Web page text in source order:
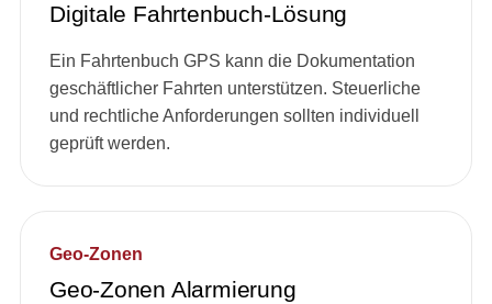
Digitale Fahrtenbuch-Lösung
Ein Fahrtenbuch GPS kann die Dokumentation
geschäftlicher Fahrten unterstützen. Steuerliche
und rechtliche Anforderungen sollten individuell
geprüft werden.
Geo-Zonen
Geo-Zonen Alarmierung